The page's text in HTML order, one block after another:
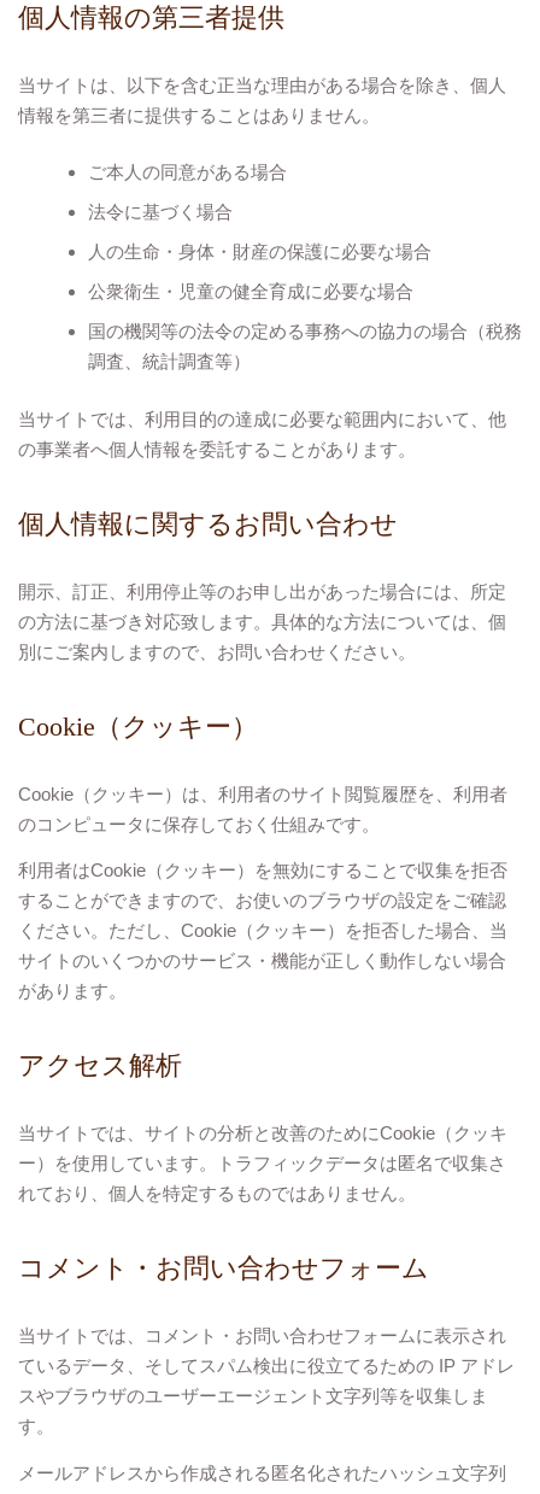
個人情報の第三者提供
当サイトは、以下を含む正当な理由がある場合を除き、個人
情報を第三者に提供することはありません。
ご本人の同意がある場合
法令に基づく場合
人の生命・身体・財産の保護に必要な場合
公衆衛生・児童の健全育成に必要な場合
国の機関等の法令の定める事務への協力の場合（税務
調査、統計調査等）
当サイトでは、利用目的の達成に必要な範囲内において、他
の事業者へ個人情報を委託することがあります。
個人情報に関するお問い合わせ
開示、訂正、利用停止等のお申し出があった場合には、所定
の方法に基づき対応致します。具体的な方法については、個
別にご案内しますので、お問い合わせください。
Cookie（クッキー）
Cookie（クッキー）は、利用者のサイト閲覧履歴を、利用者
のコンピュータに保存しておく仕組みです。
利用者はCookie（クッキー）を無効にすることで収集を拒否
することができますので、お使いのブラウザの設定をご確認
ください。ただし、Cookie（クッキー）を拒否した場合、当
サイトのいくつかのサービス・機能が正しく動作しない場合
があります。
アクセス解析
当サイトでは、サイトの分析と改善のためにCookie（クッキ
ー）を使用しています。トラフィックデータは匿名で収集さ
れており、個人を特定するものではありません。
コメント・お問い合わせフォーム
当サイトでは、コメント・お問い合わせフォームに表示され
ているデータ、そしてスパム検出に役立てるための IP アドレ
スやブラウザのユーザーエージェント文字列等を収集しま
す。
メールアドレスから作成される匿名化されたハッシュ文字列